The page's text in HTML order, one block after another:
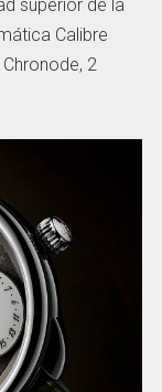
superior de la
Calibre
2